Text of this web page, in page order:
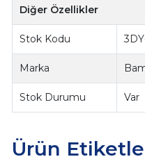
Diğer Özellikler
Stok Kodu
Marka
Stok Durumu Var
Ürün